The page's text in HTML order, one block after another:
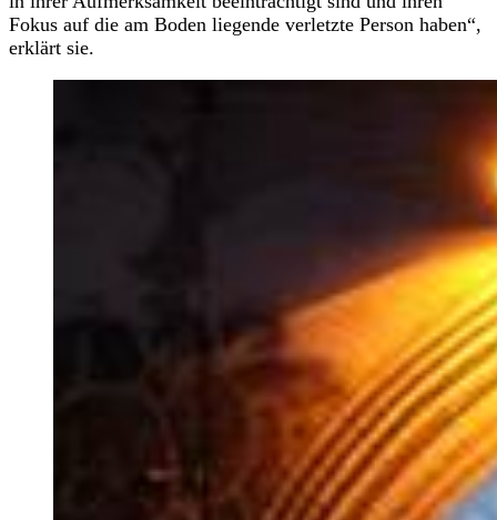
Fokus auf die am Boden liegende verletzte Person haben“,
erklärt sie.